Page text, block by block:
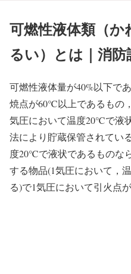
可燃性液体類（
るい）とは｜消防
可燃性液体量が40%以下で
焼点が60℃以上であるもの
気圧において温度20℃で液
法により貯蔵保管されてい
度20℃で液状であるものな
する物品(1気圧において，
る)で1気圧において引火点